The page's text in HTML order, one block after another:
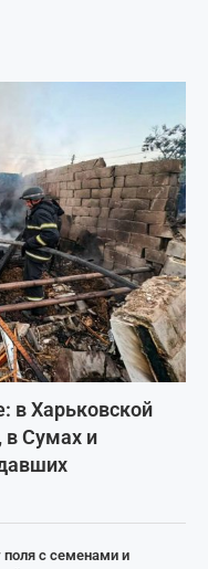
в Харьковской
в Сумах и
поля с семенами и